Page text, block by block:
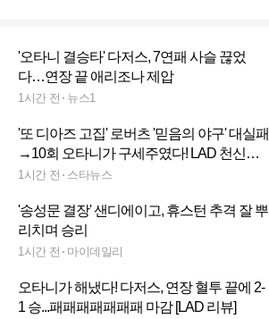
'오타니 결승타' 다저스, 7연패 사슬 끊었
다…연장 끝 애리조나 제압
1시간 전 뉴스1
'또 디아즈 고집' 로버츠 '믿음의 야구' 대실패
→10회 오타니가 구세주였다! LAD 천신만
고 끝에 '패패패패패패패+승'
1시간 전 스타뉴스
'송성문 결장' 샌디에이고, 휴스턴 추격 잘 뿌
리치며 승리
1시간 전 마이데일리
오타니가 해냈다! 다저스, 연장 혈투 끝에 2-
1 승...패패패패패패패 마감 [LAD 리뷰]